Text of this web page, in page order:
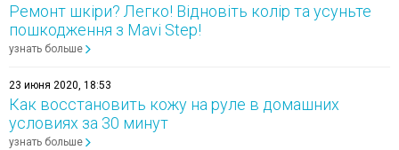
Ремонт шкіри? Легко! Відновіть колір та усуньте
пошкодження з Mavi Step!
узнать больше
23 июня 2020, 18:53
Как восстановить кожу на руле в домашних
условиях за 30 минут
узнать больше